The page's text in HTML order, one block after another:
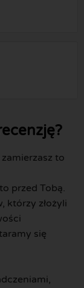
to
przed Tobą.
którzy złożyli
się